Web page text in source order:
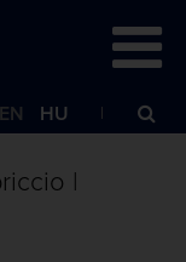
EN HU
|